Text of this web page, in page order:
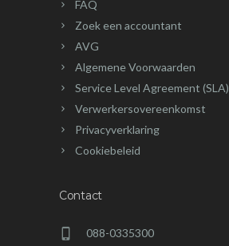
FAQ
Zoek een accountant
AVG
Algemene Voorwaarden
Service Level Agreement (SLA)
Verwerkersovereenkomst
Privacyverklaring
Cookiebeleid
Contact
088-0335300